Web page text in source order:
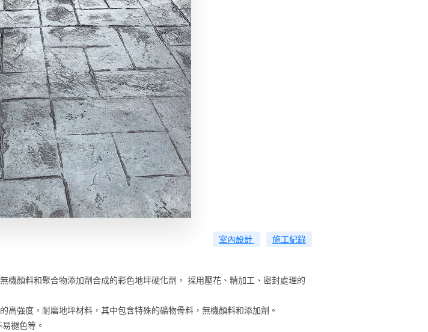
室內設計 施工紀錄
機顏料和聚合物添加劑合成的彩色地坪硬化劑， 採用壓花、精加工、密封處理的
強度，耐磨地坪材料，其中包含特殊的礦物骨料，無機顏料和添加劑。
褪色等。